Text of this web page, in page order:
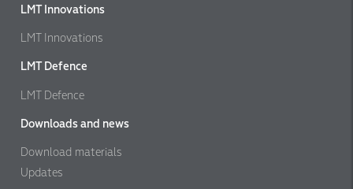
LMT Innovations
LMT Innovations
LMT Defence
LMT Defence
Downloads and news
Download materials
Updates